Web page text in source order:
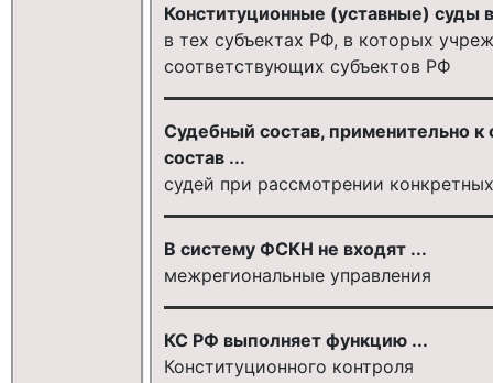
Конституционные (уставные) суды
в тех субъектах РФ, в которых
соответствующих субъектов РФ
Судебный состав, применительно к
состав ...
судей при рассмотрении
В систему ФСКН не входят ...
межрегиональные управления
КС РФ выполняет функцию ...
Конституционного контроля